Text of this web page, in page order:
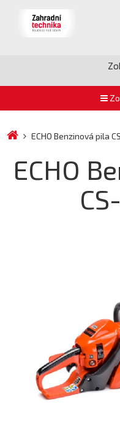
ECHO Benzinová pila
ECHO